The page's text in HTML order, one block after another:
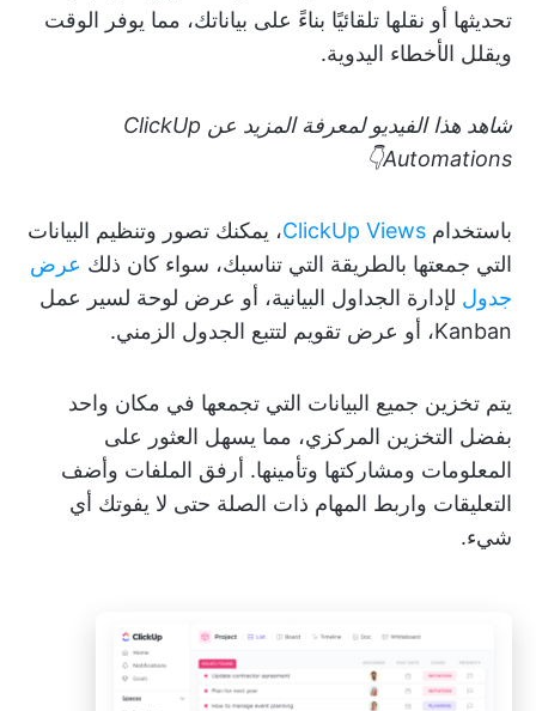
تحديثها أو نقلها تلقائيًا بناءً على بياناتك، مما يوفر الوقت
ويقلل الأخطاء اليدوية.
شاهد هذا الفيديو لمعرفة المزيد عن ClickUp
Automations👇
باستخدام ClickUp Views، يمكنك تصور وتنظيم البيانات
التي جمعتها بالطريقة التي تناسبك، سواء كان ذلك عرض
جدول لإدارة الجداول البيانية، أو عرض لوحة لسير عمل
Kanban، أو عرض تقويم لتتبع الجدول الزمني.
يتم تخزين جميع البيانات التي تجمعها في مكان واحد
بفضل التخزين المركزي، مما يسهل العثور على
المعلومات ومشاركتها وتأمينها. أرفق الملفات وأضف
التعليقات واربط المهام ذات الصلة حتى لا يفوتك أي
شيء.